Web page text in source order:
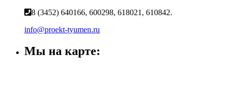
8 (3452) 640166, 600298, 618021, 610842.
info@proekt-tyumen.ru
Мы на карте: